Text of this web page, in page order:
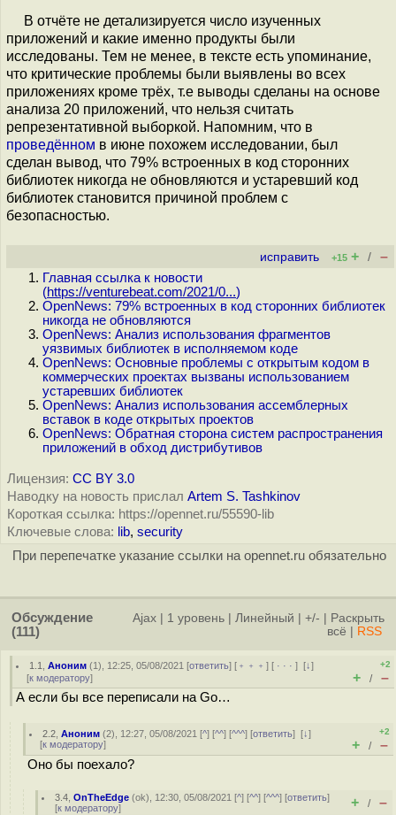
В отчёте не детализируется число изученных
приложений и какие именно продукты были
исследованы. Тем не менее, в тексте есть упоминание,
что критические проблемы были выявлены во всех
приложениях кроме трёх, т.е выводы сделаны на основе
анализа 20 приложений, что нельзя считать
репрезентативной выборкой. Напомним, что в
проведённом в июне похожем исследовании, был
сделан вывод, что 79% встроенных в код сторонних
библиотек никогда не обновляются и устаревший код
библиотек становится причиной проблем с
безопасностью.
исправить +15 + / –
Главная ссылка к новости
(https://venturebeat.com/2021/0...)
OpenNews: 79% встроенных в код сторонних библиотек
никогда не обновляются
OpenNews: Анализ использования фрагментов
уязвимых библиотек в исполняемом коде
OpenNews: Основные проблемы с открытым кодом в
коммерческих проектах вызваны использованием
устаревших библиотек
OpenNews: Анализ использования ассемблерных
вставок в коде открытых проектов
OpenNews: Обратная сторона систем распространения
приложений в обход дистрибутивов
Лицензия: CC BY 3.0
Наводку на новость прислал Artem S. Tashkinov
Короткая ссылка: https://opennet.ru/55590-lib
Ключевые слова: lib, security
При перепечатке указание ссылки на opennet.ru обязательно
Обсуждение
(111)
Ajax 1 уровень Линейный +/-
Раскрыть
всё
RSS
1.1 ,Аноним (1), 12:25, 05/08/2021 [ответить] [ ﹢﹢﹢] [ · · ·][↓]
[к модератору]
+2
+ / –
А если бы все переписали на Go…
2.2 ,Аноним (2), 12:27, 05/08/2021 [^] [^^] [^^^] [ответить][↓]
[к модератору]
+2
+ / –
Оно бы поехало?
3.4 ,OnTheEdge (ok), 12:30, 05/08/2021 [^] [^^] [^^^] [ответить]
[к модератору] + / –